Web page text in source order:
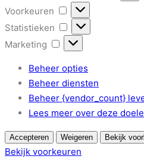
Voorkeuren
Voorkeuren
Statistieken
Statistieken
Marketing
Marketing
Beheer opties
Beheer diensten
Beheer {vendor_count}
Lees meer over deze
Accepteren Weigeren Bekijk
Bekijk voorkeuren